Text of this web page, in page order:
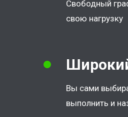
Свободный
свою нагрузку
Вы сами
выполнить и